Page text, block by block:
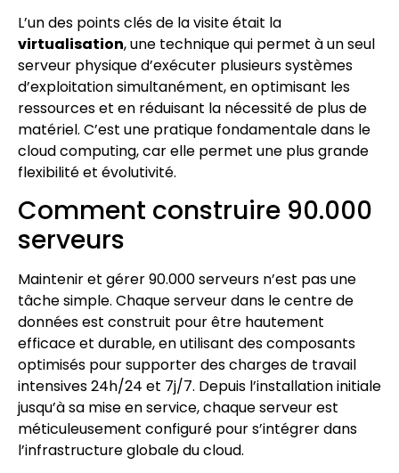
L’un des points clés de la visite était la
virtualisation, une technique qui permet à un seul
serveur physique d’exécuter plusieurs systèmes
d’exploitation simultanément, en optimisant les
ressources et en réduisant la nécessité de plus de
matériel. C’est une pratique fondamentale dans le
cloud computing, car elle permet une plus grande
flexibilité et évolutivité.
Comment construire 90.000
serveurs
Maintenir et gérer 90.000 serveurs n’est pas une
tâche simple. Chaque serveur dans le centre de
données est construit pour être hautement
efficace et durable, en utilisant des composants
optimisés pour supporter des charges de travail
intensives 24h/24 et 7j/7. Depuis l’installation initiale
jusqu’à sa mise en service, chaque serveur est
méticuleusement configuré pour s’intégrer dans
l’infrastructure globale du cloud.